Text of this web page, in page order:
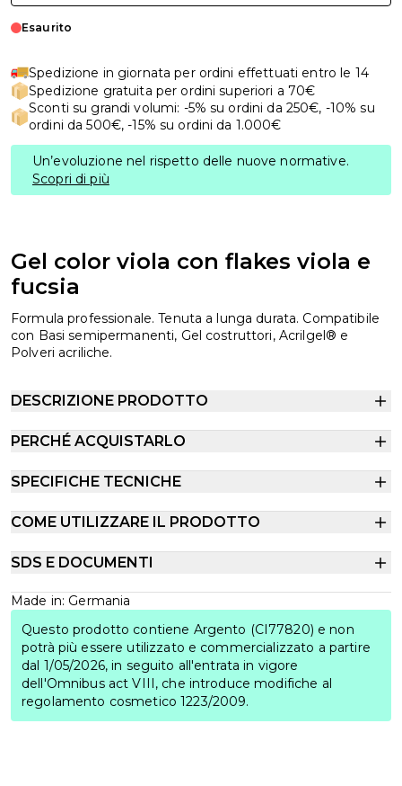
Esaurito
Spedizione in giornata per ordini effettuati entro le 14
Spedizione gratuita per ordini superiori a 70€
Sconti su grandi volumi: -5% su ordini da 250€, -10% su
ordini da 500€, -15% su ordini da 1.000€
Un’evoluzione nel rispetto delle nuove normative.
Scopri di più
Gel color viola con flakes viola e
fucsia
Formula professionale. Tenuta a lunga durata. Compatibile
con Basi semipermanenti, Gel costruttori, Acrilgel® e
Polveri acriliche.
DESCRIZIONE PRODOTTO
PERCHÉ ACQUISTARLO
SPECIFICHE TECNICHE
COME UTILIZZARE IL PRODOTTO
SDS E DOCUMENTI
Made in: Germania
Questo prodotto contiene Argento (CI77820) e non
potrà più essere utilizzato e commercializzato a partire
dal 1/05/2026, in seguito all'entrata in vigore
dell'Omnibus act VIII, che introduce modifiche al
regolamento cosmetico 1223/2009.